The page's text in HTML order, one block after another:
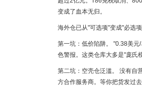
变成了血本无归。
海外仓已从"可选项"变成"必选
第一坑：低价陷阱。 "0.38美
色警报。这类仓库大多是"庞氏
第二坑：空壳仓泛滥。 没有自
方合作服务商。等你把货发过